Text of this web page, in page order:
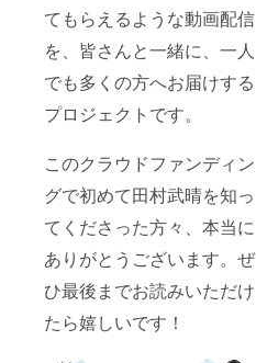
てもらえるような動画配信
を、皆さんと一緒に、一人
でも多くの方へお届けする
プロジェクトです。
このクラウドファンディン
グで初めて田村武晴を知っ
てくださった方々、本当に
ありがとうございます。ぜ
ひ最後までお読みいただけ
たら嬉しいです！